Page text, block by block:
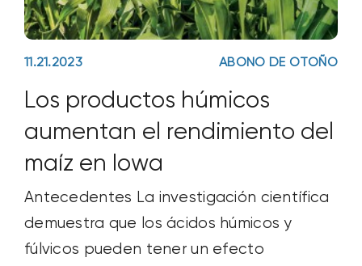
11.21.2023 ABONO DE OTOÑO
Los productos húmicos
aumentan el rendimiento del
maíz en Iowa
Antecedentes La investigación científica
demuestra que los ácidos húmicos y
fúlvicos pueden tener un efecto